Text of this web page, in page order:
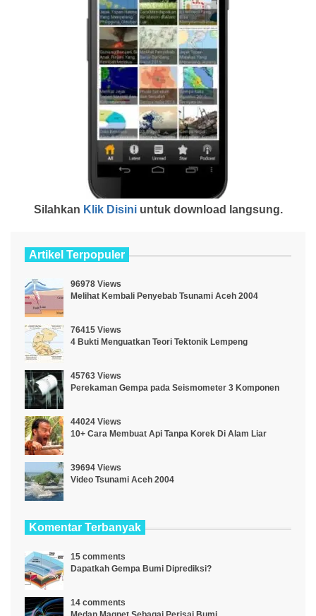
Silahkan Klik Disiniuntuk download langsung.
Artikel Terpopuler
96978 Views
Melihat Kembali Penyebab Tsunami Aceh 2004
76415 Views
4 Bukti Menguatkan Teori Tektonik Lempeng
45763 Views
Perekaman Gempa pada Seismometer 3 Komponen
44024 Views
10+ Cara Membuat Api Tanpa Korek Di Alam Liar
39694 Views
Video Tsunami Aceh 2004
Komentar Terbanyak
15 comments
Dapatkah Gempa Bumi Diprediksi?
14 comments